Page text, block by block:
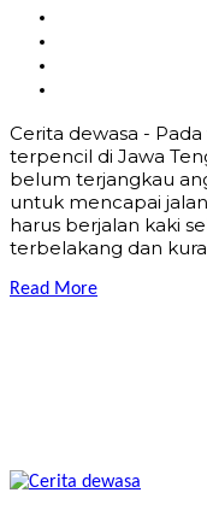
Cerita dewasa -
terpencil di Jawa
belum terjangkau
untuk mencapai
harus berjalan kaki
terbelakang dan
Read More